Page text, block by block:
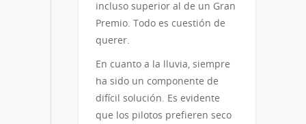
incluso superior al de un Gran
Premio. Todo es cuestión de
querer.
En cuanto a la lluvia, siempre
ha sido un componente de
difícil solución. Es evidente
que los pilotos prefieren seco